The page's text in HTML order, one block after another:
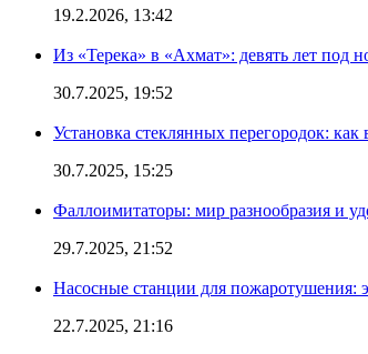
19.2.2026, 13:42
Из «Терека» в «Ахмат»: девять лет под
30.7.2025, 19:52
Установка стеклянных перегородок: как
30.7.2025, 15:25
Фаллоимитаторы: мир разнообразия и
29.7.2025, 21:52
Насосные станции для пожаротушения:
22.7.2025, 21:16